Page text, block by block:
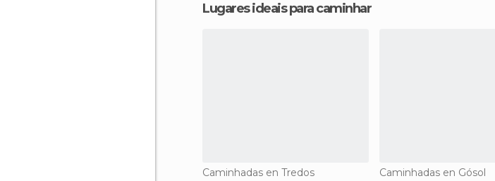
Lugares ideais para caminhar
Caminhadas en Tredos
Caminhadas en Gósol